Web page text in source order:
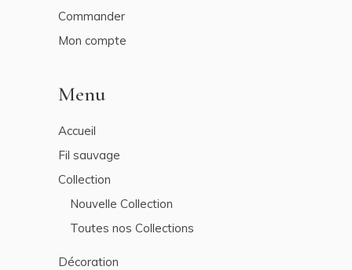
Commander
Mon compte
Menu
Accueil
Fil sauvage
Collection
Nouvelle Collection
Toutes nos Collections
Décoration